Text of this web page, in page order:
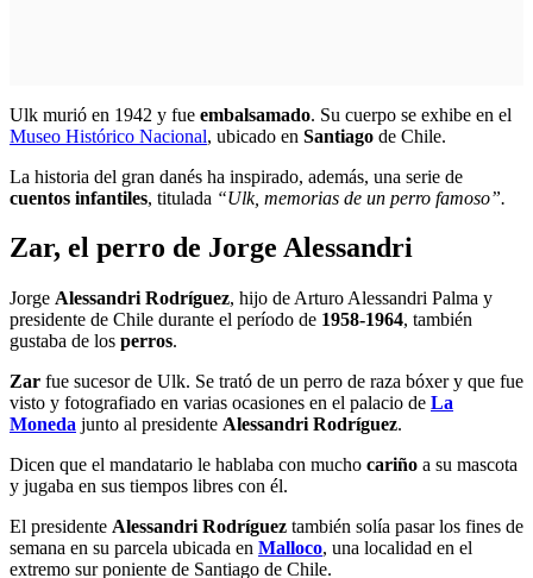
Ulk murió en 1942 y fue embalsamado. Su cuerpo se exhibe en el
Museo Histórico Nacional, ubicado en Santiago de Chile.
La historia del gran danés ha inspirado, además, una serie de
cuentos infantiles, titulada “Ulk, memorias de un perro famoso”.
Zar, el perro de Jorge Alessandri
Jorge Alessandri Rodríguez, hijo de Arturo Alessandri Palma y
presidente de Chile durante el período de 1958-1964, también
gustaba de los perros.
Zar fue sucesor de Ulk. Se trató de un perro de raza bóxer y que fue
visto y fotografiado en varias ocasiones en el palacio de La
Moneda junto al presidente Alessandri Rodríguez.
Dicen que el mandatario le hablaba con mucho cariño a su mascota
y jugaba en sus tiempos libres con él.
El presidente Alessandri Rodríguez también solía pasar los fines de
semana en su parcela ubicada en Malloco, una localidad en el
extremo sur poniente de Santiago de Chile.